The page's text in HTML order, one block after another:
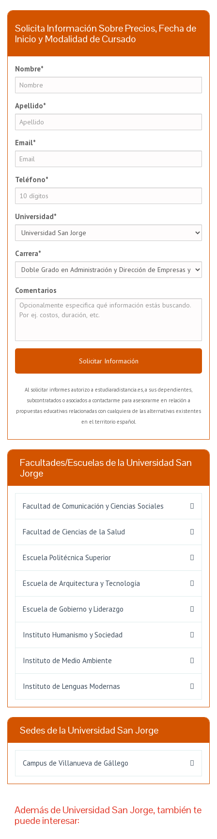
Solicita Información Sobre Precios, Fecha de
Inicio y Modalidad de Cursado
Nombre*
Apellido*
Email*
Teléfono*
Universidad*
Carrera*
Comentarios
Solicitar Información
Al solicitar informes autorizo a estudiaradistancia.es, a sus dependientes,
subcontratados o asociados a contactarme para asesorarme en relación a
propuestas educativas relacionadas con cualquiera de las alternativas existentes
en el territorio español.
Facultades/Escuelas de la Universidad San
Jorge
Facultad de Comunicación y Ciencias Sociales
Facultad de Ciencias de la Salud
Escuela Politécnica Superior
Escuela de Arquitectura y Tecnología
Escuela de Gobierno y Liderazgo
Instituto Humanismo y Sociedad
Instituto de Medio Ambiente
Instituto de Lenguas Modernas
Sedes de la Universidad San Jorge
Campus de Villanueva de Gállego
Además de Universidad San Jorge, también te
puede interesar: